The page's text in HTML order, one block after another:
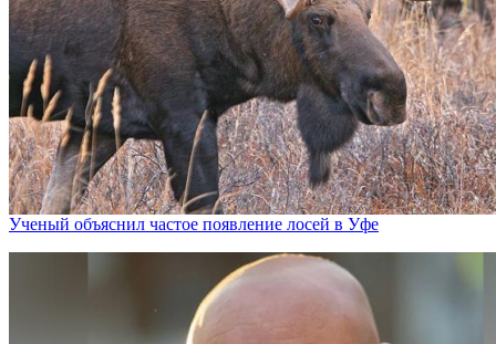
Ученый объяснил частое появление лосей в Уфе